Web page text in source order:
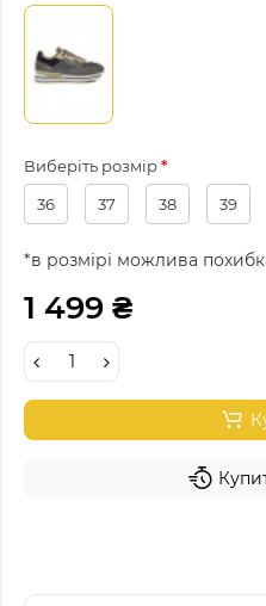
Виберіть розмір
36
37 38 39
*в розмірі можлива
1 499 ₴